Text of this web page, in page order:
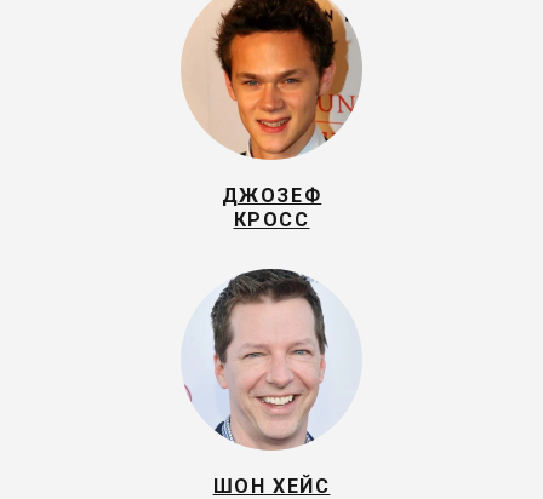
ДЖОЗЕФ
КРОСС
ШОН ХЕЙС